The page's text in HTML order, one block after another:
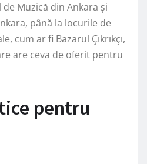
Muzică din Ankara și
până la locurile de
cum ar fi Bazarul Çıkrıkçı,
are ceva de oferit pentru
pentru